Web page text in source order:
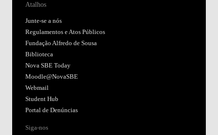
Atalhos
Junte-se a nós
Regulamentos e Atos Públicos
Fundação Alfredo de Sousa
Biblioteca
Nova SBE Today
Moodle@NovaSBE
Webmail
Student Hub
Portal de Denúncias
Siga-nos